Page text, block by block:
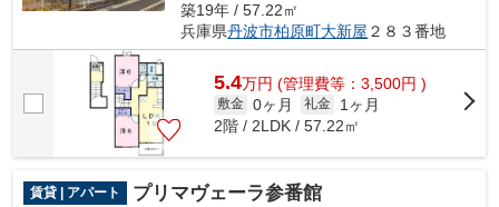
築19年 / 57.22㎡
兵庫県丹波市柏原町大新屋 ２８３番地
5.4万円 (管理費等：3,500円 )
敷金 0ヶ月 礼金
1ヶ月
2階 / 2LDK / 57.22㎡
賃貸 | アパート プリマヴェーラ参番館